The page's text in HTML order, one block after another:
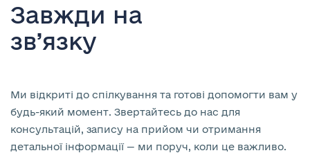
Завжди на
зв’язку
Ми відкриті до спілкування та готові допомогти вам у
будь-який момент. Звертайтесь до нас для
консультацій, запису на прийом чи отримання
детальної інформації — ми поруч, коли це важливо.